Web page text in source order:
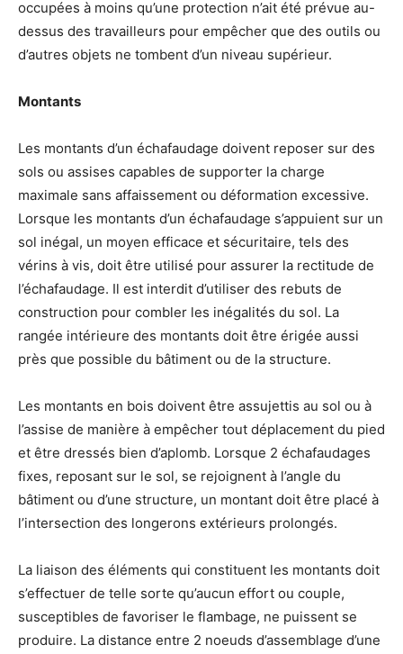
occupées à moins qu’une protection n’ait été prévue au-
dessus des travailleurs pour empêcher que des outils ou
d’autres objets ne tombent d’un niveau supérieur.
Montants
Les montants d’un échafaudage doivent reposer sur des
sols ou assises capables de supporter la charge
maximale sans affaissement ou déformation excessive.
Lorsque les montants d’un échafaudage s’appuient sur un
sol inégal, un moyen efficace et sécuritaire, tels des
vérins à vis, doit être utilisé pour assurer la rectitude de
l’échafaudage. Il est interdit d’utiliser des rebuts de
construction pour combler les inégalités du sol. La
rangée intérieure des montants doit être érigée aussi
près que possible du bâtiment ou de la structure.
Les montants en bois doivent être assujettis au sol ou à
l’assise de manière à empêcher tout déplacement du pied
et être dressés bien d’aplomb. Lorsque 2 échafaudages
fixes, reposant sur le sol, se rejoignent à l’angle du
bâtiment ou d’une structure, un montant doit être placé à
l’intersection des longerons extérieurs prolongés.
La liaison des éléments qui constituent les montants doit
s’effectuer de telle sorte qu’aucun effort ou couple,
susceptibles de favoriser le flambage, ne puissent se
produire. La distance entre 2 noeuds d’assemblage d’une